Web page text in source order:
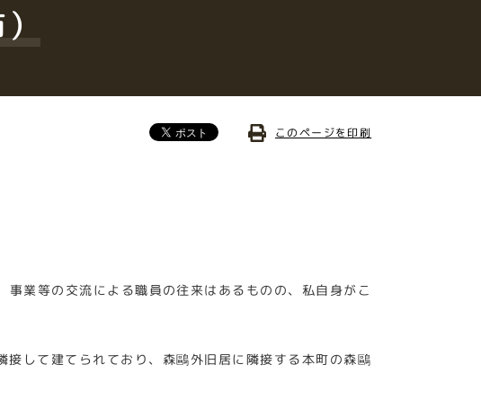
このページを印刷
業等の交流による職員の往来はあるものの、私自身がこ
して建てられており、森鷗外旧居に隣接する本町の森鷗